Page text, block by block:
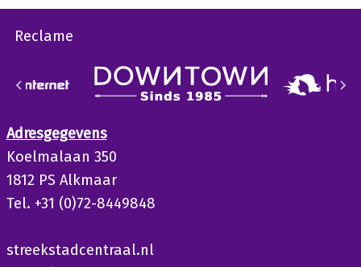
Reclame
Adresgegevens
Koelmalaan 350
1812 PS Alkmaar
Tel. +31 (0)72-8449848
streekstadcentraal.nl